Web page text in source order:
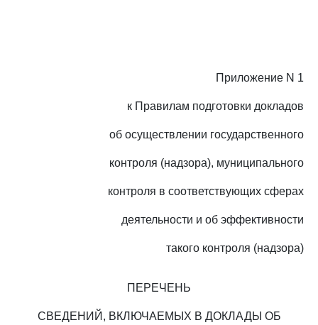
Приложение N 1
к Правилам подготовки докладов
об осуществлении государственного
контроля (надзора), муниципального
контроля в соответствующих сферах
деятельности и об эффективности
такого контроля (надзора)
ПЕРЕЧЕНЬ
СВЕДЕНИЙ, ВКЛЮЧАЕМЫХ В ДОКЛАДЫ ОБ